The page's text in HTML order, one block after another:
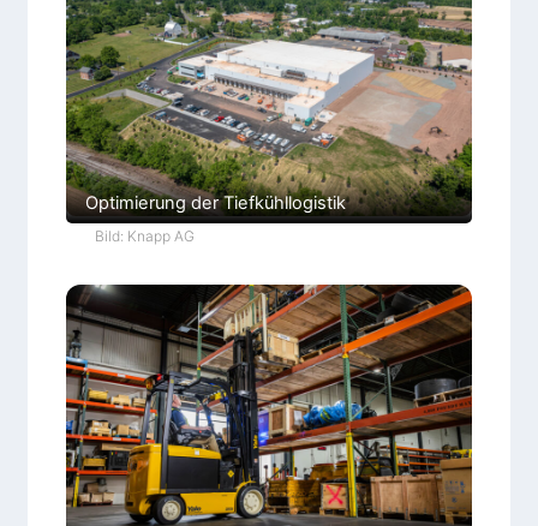
Optimierung der Tiefkühllogistik
Bild: Knapp AG